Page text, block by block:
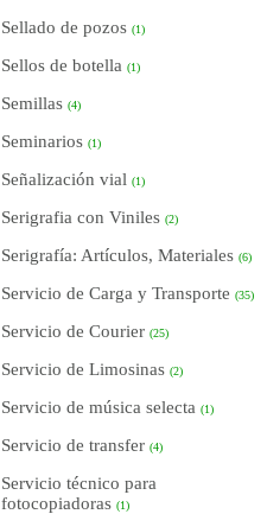
Sellado de pozos (1)
Sellos de botella (1)
Semillas (4)
Seminarios (1)
Señalización vial (1)
Serigrafia con Viniles (2)
Serigrafía: Artículos, Materiales (6)
Servicio de Carga y Transporte (35)
Servicio de Courier (25)
Servicio de Limosinas (2)
Servicio de música selecta (1)
Servicio de transfer (4)
Servicio técnico para
fotocopiadoras (1)